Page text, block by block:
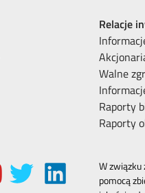
Relacje
Walne
Raporty
Raporty
W
pomocą